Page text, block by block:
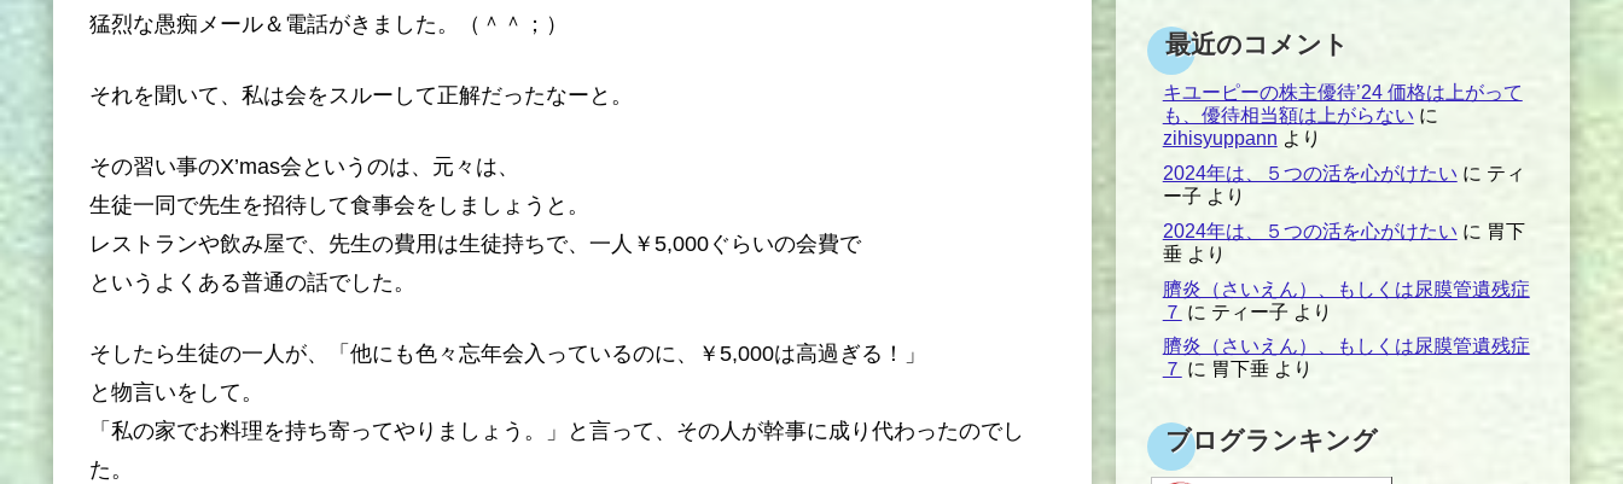
猛烈な愚痴メール＆電話がきました。（＾＾；）
それを聞いて、私は会をスルーして正解だったなーと。
その習い事のX’mas会というのは、元々は、
生徒一同で先生を招待して食事会をしましょうと。
レストランや飲み屋で、先生の費用は生徒持ちで、一人￥5,000ぐらいの会費で
というよくある普通の話でした。
そしたら生徒の一人が、「他にも色々忘年会入っているのに、￥5,000は高過ぎる！」
と物言いをして。
「私の家でお料理を持ち寄ってやりましょう。」と言って、その人が幹事に成り代わったのでし
た。
最近のコメント
キユーピーの株主優待’24 価格は上がって
も、優待相当額は上がらない に
zihisyuppann より
2024年は、５つの活を心がけたい に ティ
ー子 より
2024年は、５つの活を心がけたい に 胃下
垂より
臍炎（さいえん）、もしくは尿膜管遺残症
７ に ティー子 より
臍炎（さいえん）、もしくは尿膜管遺残症
７ に 胃下垂より
ブログランキング